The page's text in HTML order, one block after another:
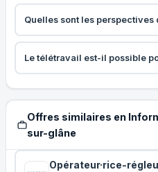
Quelles sont les
Le télétravail est-il possible
Offres similaires en
sur-glâne
Opérateur·rice-